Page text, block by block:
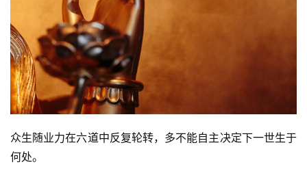
众生随业力在六道中反复轮转，多不能自主决定下一世生于
何处。